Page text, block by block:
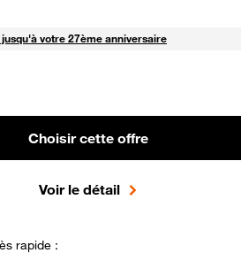
€ par mois
jusqu'à votre 27ème anniversaire
Choisir cette offre
Voir le détail
rapide :